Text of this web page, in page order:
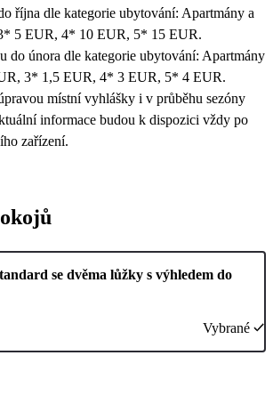
října dle kategorie ubytování: Apartmány a
5 EUR, 4* 10 EUR, 5* 15 EUR.
do února dle kategorie ubytování: Apartmány
3* 1,5 EUR, 4* 3 EUR, 5* 4 EUR.
místní vyhlášky i v průběhu sezóny
informace budou k dispozici vždy po
zařízení.
se dvěma lůžky s výhledem do
Vybrané